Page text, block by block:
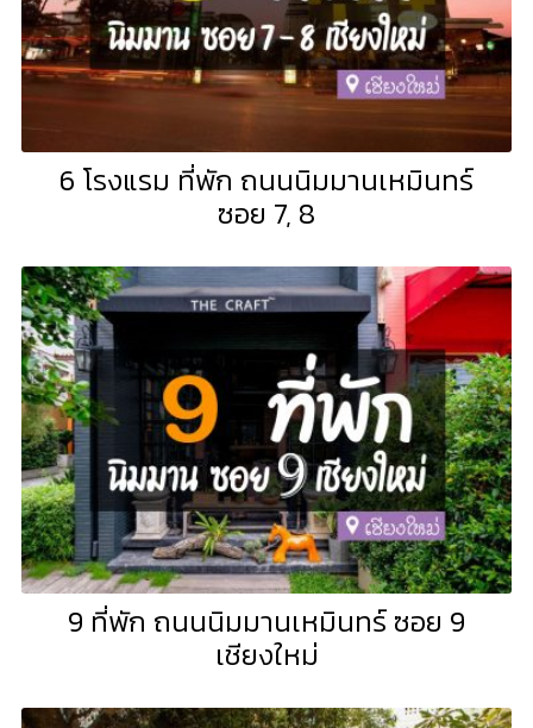
6 โรงแรม ที่พัก ถนนนิมมานเหมินทร์
ซอย 7, 8
9 ที่พัก ถนนนิมมานเหมินทร์ ซอย 9
เชียงใหม่